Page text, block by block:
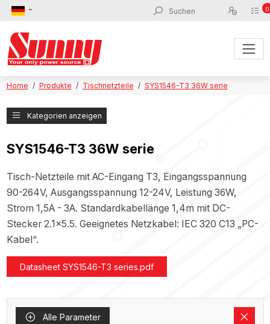
0
Home Produkte Tischnetzteile SYS1546-T3 36W serie
Kategorien anzeigen
SYS1546-T3 36W serie
Tisch-Netzteile mit AC-Eingang T3, Eingangsspannung
90-264V, Ausgangsspannung 12-24V, Leistung 36W,
Strom 1,5A - 3A. Standardkabellänge 1,4m mit DC-
Stecker 2.1x5.5. Geeignetes Netzkabel: IEC 320 C13 „PC-
Kabel“.
Datasheet SYS1546-T3 series.pdf
Alle Parameter